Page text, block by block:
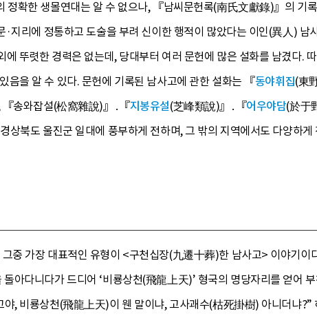
정확한 생몰연대는 알 수 없으나, 『남씨문헌록(南氏文獻錄)』의 기
지리에 정통하고 도술을 부려 신이한 행적이 많았다는 이인(異人) 남
뚜렷한 경력은 없는데, 당대부터 여러 문헌에 많은 설화를 남겼다.
음을 알 수 있다. 문헌에 기록된 남사고에 관한 설화는 『동야휘집(東
송와잡설(松窩雜說)』․『지봉유설(芝峰類說)』․『어우야담(於于
상북도 울진군 일대에 풍부하게 전하며, 그 밖의 지역에서도 다양하
중 가장 대표적인 유형이 <구천십장(九遷十葬)한 남사고> 이야기이
아다니다가 드디어 ‘비룡상천(飛龍上天)’ 형국의 명당자리를 얻어
, 비룡상천(飛龍上天)이 웬 말이냐, 고사괘수(枯死掛樹) 아니더냐?”